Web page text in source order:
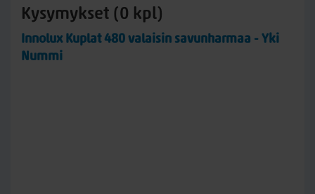
Kysymykset (0 kpl)
Innolux Kuplat 480 valaisin savunharmaa - Yki
Nummi